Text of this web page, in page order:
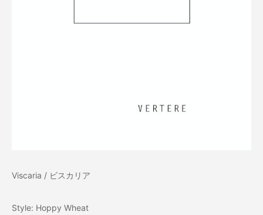
Viscaria / ビスカリア
Style: Hoppy Wheat